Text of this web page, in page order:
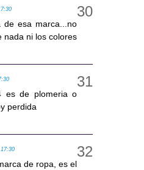
de esa marca...no
nada ni los colores
es de plomeria o
perdida
de ropa, es el